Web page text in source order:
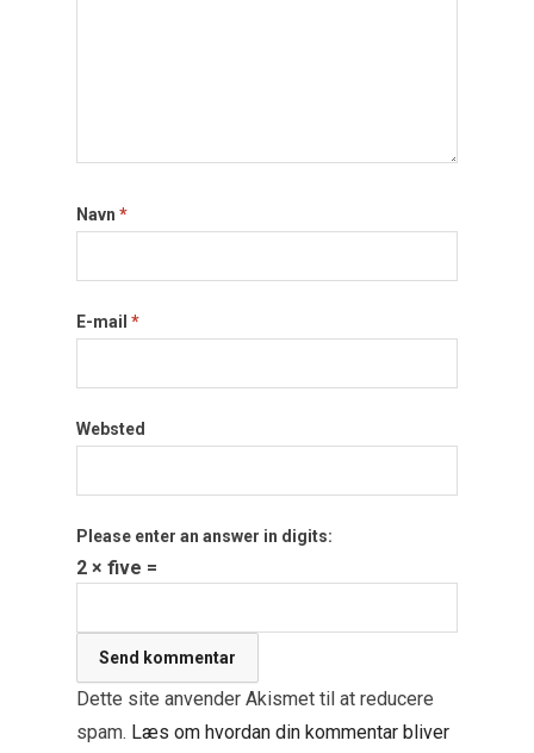
Navn *
E-mail *
Websted
Please enter an answer in digits:
2 × five =
Dette site anvender Akismet til at reducere
spam. Læs om hvordan din kommentar bliver